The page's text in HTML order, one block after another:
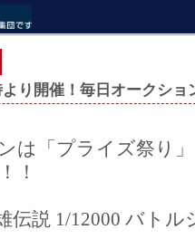
り開催！毎日オークショ
は「プライズ祭り
！
伝説 1/12000 バト